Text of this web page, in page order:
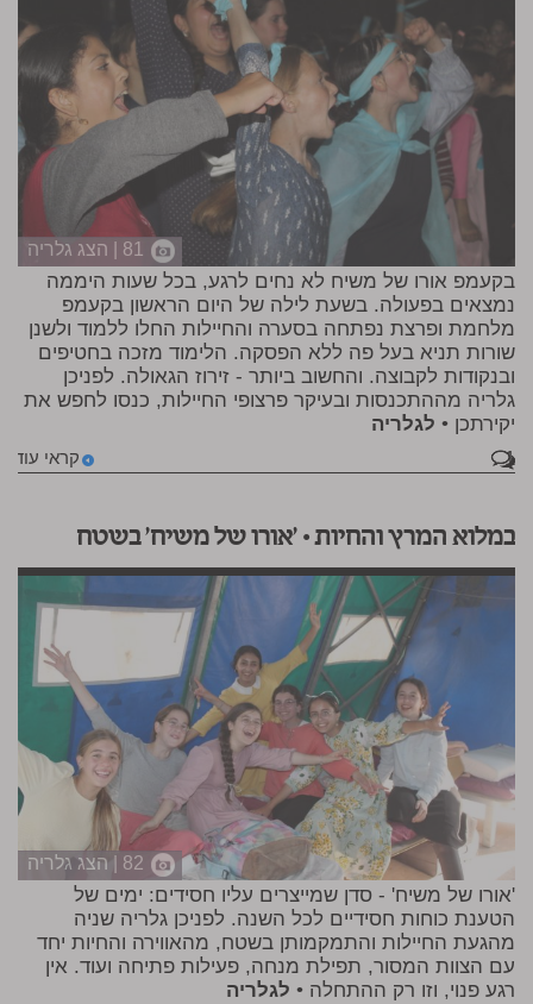
81 | הצג גלריה
בקעמפ אורו של משיח לא נחים לרגע, בכל שעות היממה
נמצאים בפעולה. בשעת לילה של היום הראשון בקעמפ
מלחמת ופרצת נפתחה בסערה והחיילות החלו ללמוד ולשנן
שורות תניא בעל פה ללא הפסקה. הלימוד מזכה בחטיפים
ובנקודות לקבוצה. והחשוב ביותר - זירוז הגאולה. לפניכן
גלריה מההתכנסות ובעיקר פרצופי החיילות, כנסו לחפש את
יקירתכן • לגלריה
קראי עוד 1
במלוא המרץ והחיות • 'אורו של משיח' בשטח
82 | הצג גלריה
'אורו של משיח' - סדן שמייצרים עליו חסידים: ימים של
הטענת כוחות חסידיים לכל השנה. לפניכן גלריה שניה
מהגעת החיילות והתמקמותן בשטח, מהאווירה והחיות יחד
עם הצוות המסור, תפילת מנחה, פעילות פתיחה ועוד. אין
רגע פנוי, וזו רק ההתחלה • לגלריה